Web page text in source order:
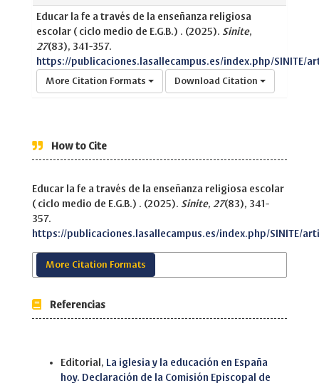
Educar la fe a través de la enseñanza religiosa
escolar ( ciclo medio de E.G.B.) . (2025). Sinite,
27(83), 341-357.
https://publicaciones.lasallecampus.es/index.php/SINITE/
More Citation Formats Download Citation
How to Cite
Educar la fe a través de la enseñanza religiosa escolar
( ciclo medio de E.G.B.) . (2025). Sinite, 27(83), 341-
357.
https://publicaciones.lasallecampus.es/index.php/SINITE/
More Citation Formats
Referencias
Editorial, La iglesia y la educación en España
hoy. Declaración de la Comisión Episcopal de